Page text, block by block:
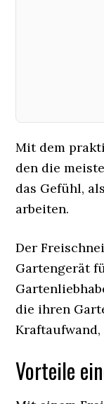
Mit dem
den die
das Gefühl,
arbeiten.
Der
Gartengerät
die ihren
Vorteile